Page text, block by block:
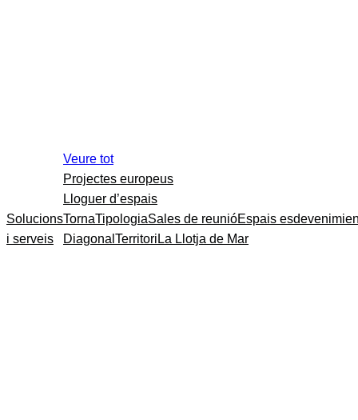
Solucions
i serveis
Veure tot
Projectes europeus
Lloguer d’espais
TornaTipologiaSales de reunióEspais
Diagonal Territori La Llotja de Mar